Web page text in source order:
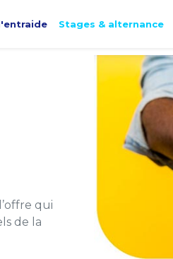
Stages & alternance
qui
de la